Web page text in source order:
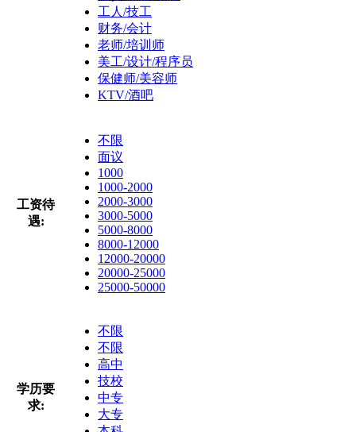
工人/技工
财务/会计
老师/培训师
美工/设计/程序员
保健师/美容师
KTV/酒吧
工资待
遇:
不限
面议
1000
1000-2000
2000-3000
3000-5000
5000-8000
8000-12000
12000-20000
20000-25000
25000-50000
学历要
求:
不限
不限
高中
技校
中专
大专